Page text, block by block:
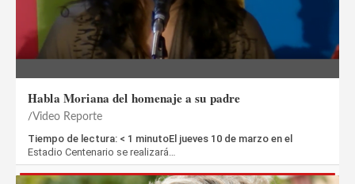
Habla Moriana del homenaje a su padre
Video Reporte
Tiempo de lectura: < 1 minutoEl jueves 10 de marzo en el
Estadio Centenario se realizará…